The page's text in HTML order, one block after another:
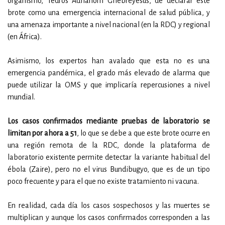
brote como una emergencia internacional de salud pública, y
una amenaza importante a nivel nacional (en la RDC) y regional
(en África).
Asimismo, los expertos han avalado que esta no es una
emergencia pandémica, el grado más elevado de alarma que
puede utilizar la OMS y que implicaría repercusiones a nivel
mundial.
Los casos confirmados mediante pruebas de laboratorio se
limitan por ahora a 51, lo que se debe a que este brote ocurre en
una región remota de la RDC, donde la plataforma de
laboratorio existente permite detectar la variante habitual del
ébola (Zaire), pero no el virus Bundibugyo, que es de un tipo
poco frecuente y para el que no existe tratamiento ni vacuna.
En realidad, cada día los casos sospechosos y las muertes se
multiplican y aunque los casos confirmados corresponden a las